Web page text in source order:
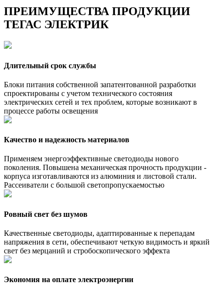
ПРЕИМУЩЕСТВА ПРОДУКЦИИ
ТЕГАС ЭЛЕКТРИК
Длительный срок службы
Блоки питания собственной запатентованной разработки
спроектированы с учетом технического состояния
электрических сетей и тех проблем, которые возникают в
процессе работы освещения
Качество и надежность материалов
Применяем энергоэффективные светодиоды нового
поколения. Повышена механическая прочность продукции -
корпуса изготавливаются из алюминия и листовой стали.
Рассеиватели с большой светопропускаемостью
Ровный свет без шумов
Качественные светодиоды, адаптированные к перепадам
напряжения в сети, обеспечивают четкую видимость и яркий
свет без мерцаний и стробоскопического эффекта
Экономия на оплате электроэнергии